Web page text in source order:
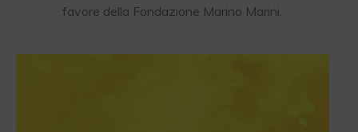
favore della Fondazione Marino Marini.